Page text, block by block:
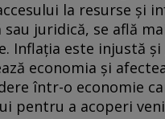
la resurse şi
sau juridică, se află
Inflaţia este injustă
economia şi
într-o economie
pentru a acoperi